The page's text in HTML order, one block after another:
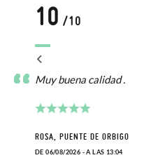
10 /10
Muy buena calidad .
ROSA, PUENTE DE ORBIGO
DE 06/08/2026 - A LAS 13:04